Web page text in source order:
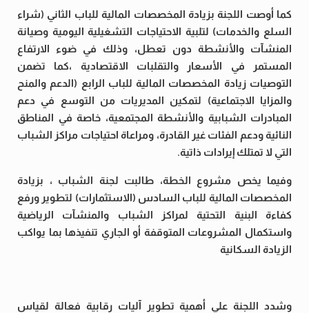
كما أوصت اللجنة بزيادة المخصصات المالية للباب الثاني (شراء
السلع والخدمات) لتلبية الاحتياجات التشغيلية اليومية وصيانة
المنشآت والأنشطة دون تعطل، وذلك في ضوء الارتفاع
المستمر في الأسعار والتقلبات الاقتصادية ،كما تضمن
التوصيات زيادة المخصصات المالية للباب الرابع (الدعم والمنح
والمزايا الاجتماعية) لتمكين المديريات من التوسع في دعم
المبادرات الشبابية والأنشطة المجتمعية، خاصة في المناطق
النائية ودعم الفئات غير القادرة، ومراعاة احتياجات مراكز الشباب
التي لا تمتلك إيرادات ذاتية.
وفيما يخص مشروع الخطة، طالبت لجنة الشباب ، بزيادة
المخصصات المالية للباب السادس (الاستثمارات) لتطوير ورفع
كفاءة البنية التحتية لمراكز الشباب والمنشآت الرياضية
واستكمال المشروعات المتوقفة أو الجاري تنفيذها بما يواكب
الزيادة السكانية
وشدد اللجنة علي أهمية تطوير آليات رقابية فعالة لقياس